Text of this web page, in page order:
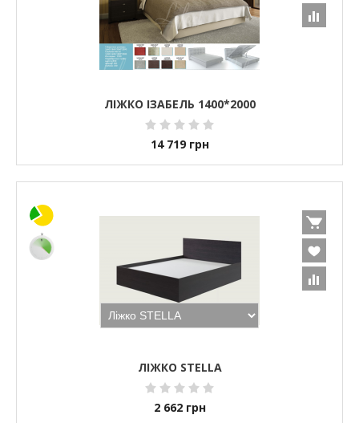
ЛІЖКО ІЗАБЕЛЬ 1400*2000
14 719 грн
ЛІЖКО STELLA
2 662 грн